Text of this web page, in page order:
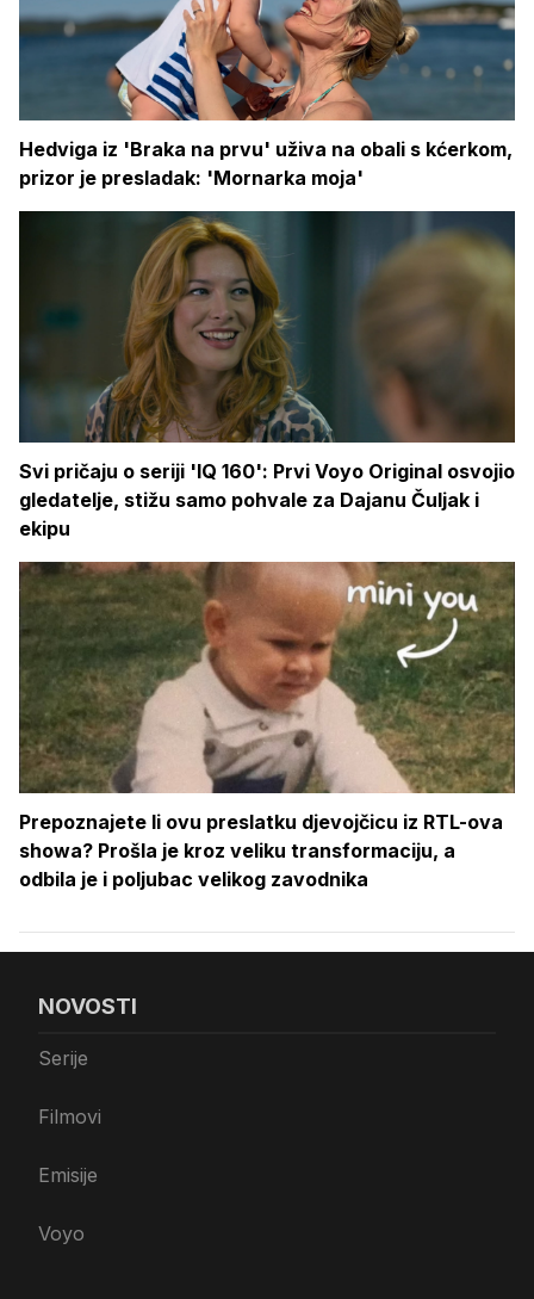
Hedviga iz 'Braka na prvu' uživa na obali s kćerkom,
prizor je presladak: 'Mornarka moja'
Svi pričaju o seriji 'IQ 160': Prvi Voyo Original osvojio
gledatelje, stižu samo pohvale za Dajanu Čuljak i
ekipu
Prepoznajete li ovu preslatku djevojčicu iz RTL-ova
showa? Prošla je kroz veliku transformaciju, a
odbila je i poljubac velikog zavodnika
NOVOSTI
Serije
Filmovi
Emisije
Voyo